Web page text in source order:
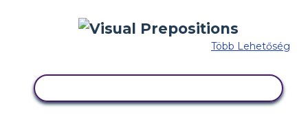
Több Lehetőség